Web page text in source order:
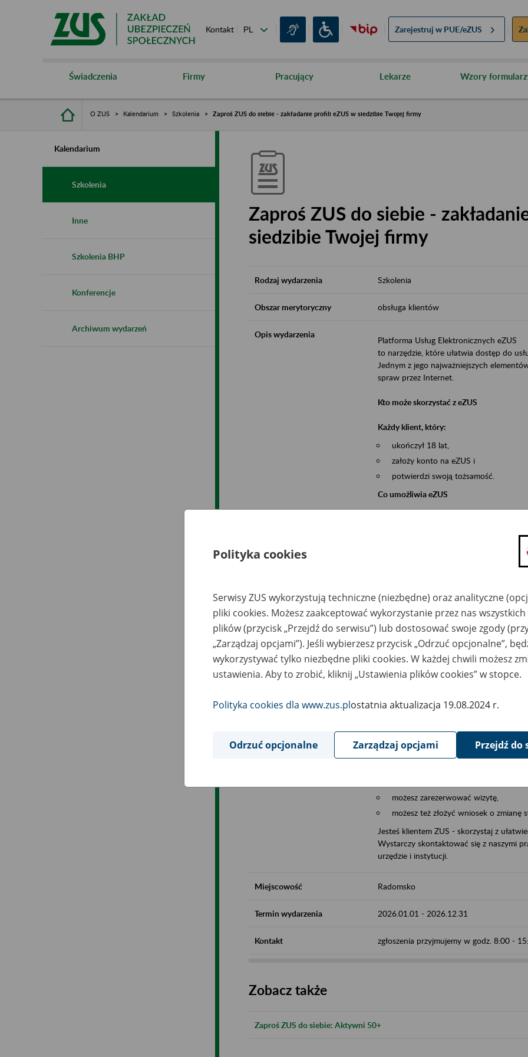
Kontakt Zarejestruj w PUE/eZUS
Świadczenia Firmy Pracujący Lekarze Wzory
O ZUS Kalendarium Szkolenia Zaproś ZUS do siebie - zakładanie profili eZUS w siedzibie Twojej firmy
Kalendarium
Szkolenia
Inne
Szkolenia BHP
Konferencje
Archiwum wydarzeń
Zaproś ZUS do siebie -
siedzibie Twojej firmy
Rodzaj wydarzenia Szkolenia
Obszar merytoryczny obsługa klientów
Opis wydarzenia
Platforma Usług Elektronicznych eZUS
to narzędzie, które ułatwia dostęp do
Jednym z jego najważniejszych
spraw przez Internet.
Kto może skorzystać z eZUS
Każdy klient, który:
ukończył 18 lat,
założy konto na eZUS i
potwierdzi swoją tożsamość.
Co umożliwia eZUS
wgląd do danych zgromadzonych w
składanie wniosków i otrzymywanie
zadawanie pytań i otrzymywanie
Jeśli jesteś osobą ubezpieczoną (np.
możesz sprawdzić swoje dane
masz dostęp do informacji o stanie
masz dostęp do informacji o
Jeśli jesteś płatnikiem składek (np.
możesz skorzystać z aplikacji
ubezpieczeń, wypełnisz i
ZUS,
możesz złożyć wniosek o wydanie
masz dostęp do zwolnień lekarskich
Jeśli jesteś świadczeniobiorcą
masz dostęp m.in. do formularza
do formularza PIT 40A, czyli
możesz zarezerwować wizytę,
możesz też złożyć wniosek o zmianę
Jesteś klientem ZUS - skorzystaj z
Wystarczy skontaktować się z naszymi
urzędzie i instytucji.
Miejscowość Radomsko
Termin wydarzenia 2026.01.01 - 2026.12.31
Kontakt zgłoszenia przyjmujemy w godz. 8:00 -
Zobacz także
Zaproś ZUS do siebie: Aktywni 50+
Polityka cookies
Serwisy ZUS wykorzystują techniczne (niezbędne) oraz analityczne
pliki cookies. Możesz zaakceptować wykorzystanie przez nas
plików (przycisk „Przejdź do serwisu”) lub dostosować swoje zgody
„Zarządzaj opcjami”). Jeśli wybierzesz przycisk „Odrzuć opcjonalne”,
wykorzystywać tylko niezbędne pliki cookies. W każdej chwili możesz
ustawienia. Aby to zrobić, kliknij „Ustawienia plików cookies” w stopce.
Polityka cookies dla www.zus.plostatnia aktualizacja 19.08.2024 r.
Odrzuć opcjonalne Zarządzaj opcjami Przejdź do